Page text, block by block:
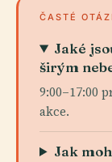
ČASTÉ
Jaké
širým
9:00–17:00
akce.
Jak